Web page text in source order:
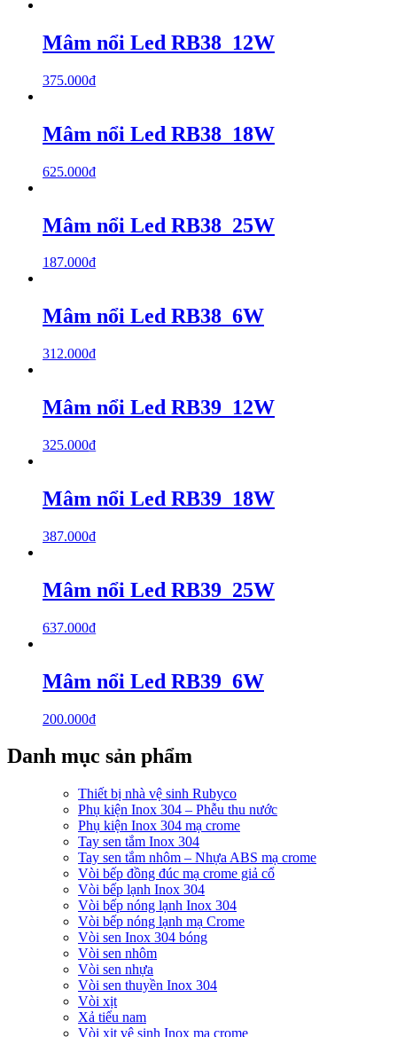
Mâm nổi Led RB38_12W
375.000₫
Mâm nổi Led RB38_18W
625.000₫
Mâm nổi Led RB38_25W
187.000₫
Mâm nổi Led RB38_6W
312.000₫
Mâm nổi Led RB39_12W
325.000₫
Mâm nổi Led RB39_18W
387.000₫
Mâm nổi Led RB39_25W
637.000₫
Mâm nổi Led RB39_6W
200.000₫
Danh mục sản phẩm
Thiết bị nhà vệ sinh Rubyco
Phụ kiện Inox 304 – Phễu thu nước
Phụ kiện Inox 304 mạ crome
Tay sen tắm Inox 304
Tay sen tắm nhôm – Nhựa ABS mạ crome
Vòi bếp đồng đúc mạ crome giả cổ
Vòi bếp lạnh Inox 304
Vòi bếp nóng lạnh Inox 304
Vòi bếp nóng lạnh mạ Crome
Vòi sen Inox 304 bóng
Vòi sen nhôm
Vòi sen nhựa
Vòi sen thuyền Inox 304
Vòi xịt
Xả tiểu nam
Vòi xịt vệ sinh Inox mạ crome